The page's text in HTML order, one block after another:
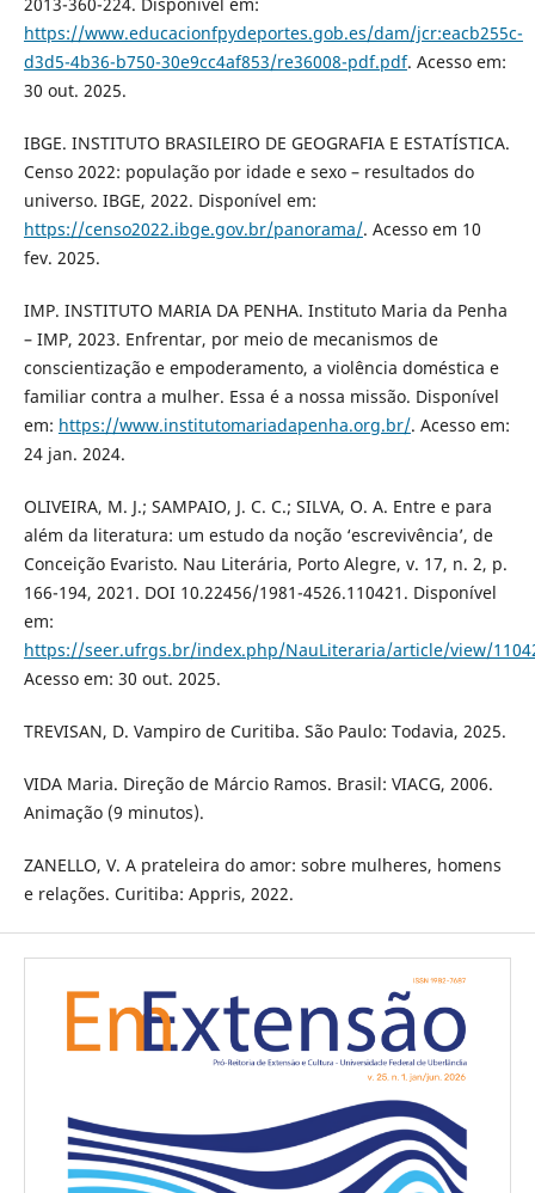
https://www.educacionfpydeportes.gob.es/dam/jcr:eacb255c-
d3d5-4b36-b750-30e9cc4af853/re36008-pdf.pdf. Acesso em:
30 out. 2025.
IBGE. INSTITUTO BRASILEIRO DE GEOGRAFIA E ESTATÍSTICA.
Censo 2022: população por idade e sexo – resultados do
universo. IBGE, 2022. Disponível em:
https://censo2022.ibge.gov.br/panorama/. Acesso em 10
fev. 2025.
IMP. INSTITUTO MARIA DA PENHA. Instituto Maria da Penha
– IMP, 2023. Enfrentar, por meio de mecanismos de
conscientização e empoderamento, a violência doméstica e
familiar contra a mulher. Essa é a nossa missão. Disponível
em: https://www.institutomariadapenha.org.br/. Acesso em:
24 jan. 2024.
OLIVEIRA, M. J.; SAMPAIO, J. C. C.; SILVA, O. A. Entre e para
além da literatura: um estudo da noção ‘escrevivência’, de
Conceição Evaristo. Nau Literária, Porto Alegre, v. 17, n. 2, p.
166-194, 2021. DOI 10.22456/1981-4526.110421. Disponível
em:
https://seer.ufrgs.br/index.php/NauLiteraria/article/view/
Acesso em: 30 out. 2025.
TREVISAN, D. Vampiro de Curitiba. São Paulo: Todavia, 2025.
VIDA Maria. Direção de Márcio Ramos. Brasil: VIACG, 2006.
Animação (9 minutos).
ZANELLO, V. A prateleira do amor: sobre mulheres, homens
e relações. Curitiba: Appris, 2022.